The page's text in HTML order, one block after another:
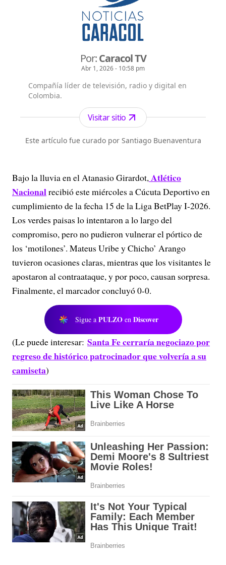
Por:Caracol TV
Abr 1, 2026 - 10:58 pm
Compañía líder de televisión, radio y digital en
Colombia.
Visitar sitio
Este artículo fue curado por Santiago Buenaventura
Bajo la lluvia en el Atanasio Girardot,Atlético
Nacionalrecibió este miércoles a Cúcuta Deportivo en
cumplimiento de la fecha 15 de la Liga BetPlay I-2026.
Los verdes paisas lo intentaron a lo largo del
compromiso, pero no pudieron vulnerar el pórtico de
los ‘motilones’. Mateus Uribe y Chicho’ Arango
tuvieron ocasiones claras, mientras que los visitantes le
apostaron al contraataque, y por poco, causan sorpresa.
Finalmente, el marcador concluyó 0-0.
Sigue a PULZO en Discover
(Le puede interesar: Santa Fe cerraría negociazo por
regreso de histórico patrocinador que volvería a su
camiseta)